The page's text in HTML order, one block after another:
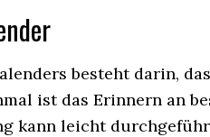
besteht darin,
ist das Erinnern an
kann leicht